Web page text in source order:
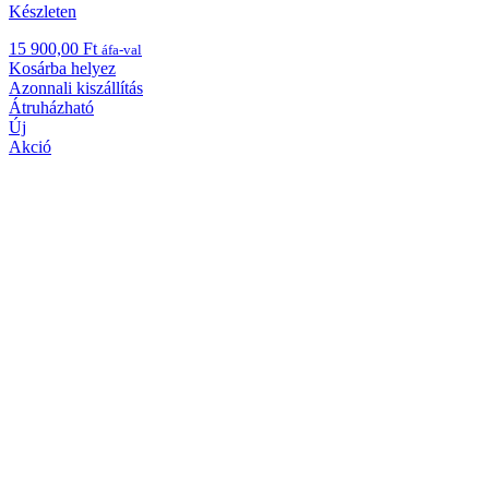
Készleten
15 900,00 Ft áfa-val
Kosárba helyez
Azonnali kiszállítás
Átruházható
Új
Akció